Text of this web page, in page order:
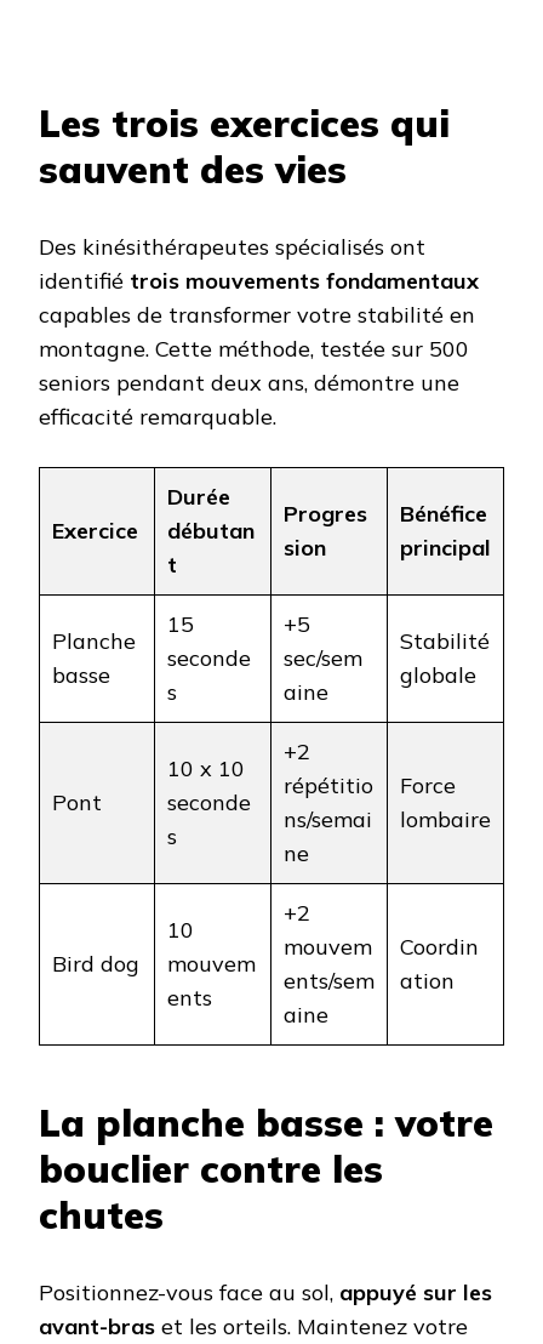
Les trois exercices qui
sauvent des vies
Des kinésithérapeutes spécialisés ont
identifié trois mouvements fondamentaux
capables de transformer votre stabilité en
montagne. Cette méthode, testée sur 500
seniors pendant deux ans, démontre une
efficacité remarquable.
Exercice
Durée
débutan
t
Progres
sion
Bénéfice
principal
Planche
basse
15
seconde
s
+5
sec/sem
aine
Stabilité
globale
Pont
10 x 10
seconde
s
+2
répétitio
ns/semai
ne
Force
lombaire
Bird dog
10
mouvem
ents
+2
mouvem
ents/sem
aine
Coordin
ation
La planche basse : votre
bouclier contre les
chutes
Positionnez-vous face au sol, appuyé sur les
avant-bras et les orteils. Maintenez votre